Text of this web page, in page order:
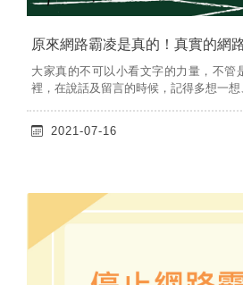
原來網路霸凌是真的！真實的網
大家真的不可以小看文字的力量，不管
裡，在說話及留言的時候，記得多想一想
2021-07-16